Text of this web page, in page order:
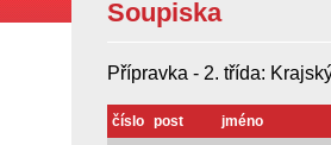
Soupiska
Přípravka - 2. třída:
číslo post
jméno